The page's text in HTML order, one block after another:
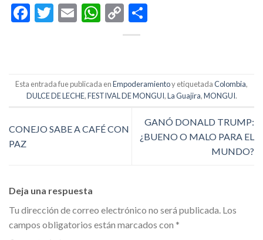
Facebook
Twitter
EmailWhatsApp
Copy
Link
Esta entrada fue publicada enEmpoderamientoy etiquetadaColombia,
DULCE DE LECHE,FESTIVAL DE MONGUI,La Guajira,MONGUI.
CONEJO SABE A CAFÉ CON
PAZ
GANÓ DONALD TRUMP:
¿BUENO O MALO PARA EL
MUNDO?
Deja una respuesta
Tu dirección de correo electrónico no será publicada. Los
campos obligatorios están marcados con *